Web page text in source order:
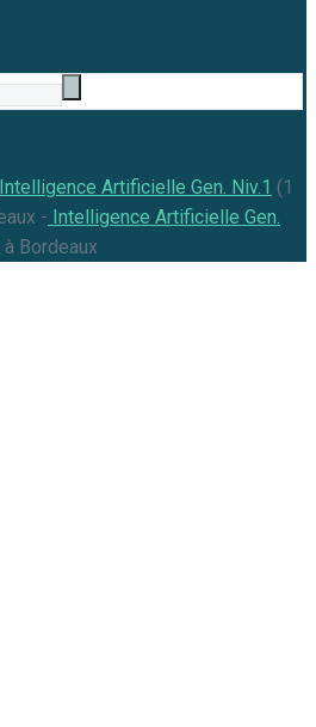
Intelligence Artificielle Gen. Niv.1 (1
- Intelligence Artificielle Gen.
Bordeaux